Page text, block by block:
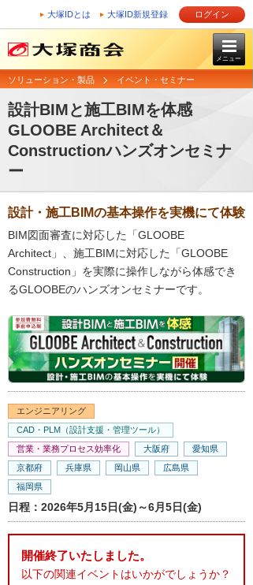
大塚IDとは 大塚ID新規登録 ログイン
メニュー
ソリューション・製品 イベント・セミナー
設計BIMと施工BIMを体感
GLOOBE Architect＆
Constructionハンズオンセミナ
ー
設計・施工BIMの基本操作を実機にて体験
BIM図面審査に対応した「GLOOBE
Architect」、施工BIMに対応した「GLOOBE
Construction」を実際に操作しながら体感でき
るGLOOBEのハンズオンセミナーです。
エンジニアリング
CAD・PLM（設計支援・管理ツール）
営業・業務プロセス効率化
大阪府
愛知県
京都府
兵庫県 岡山県
広島県
福岡県
日程：2026年5月15日(金)～6月5日(金)
開催終了いたしました。
以下の関連イベントはいかがでしょうか？